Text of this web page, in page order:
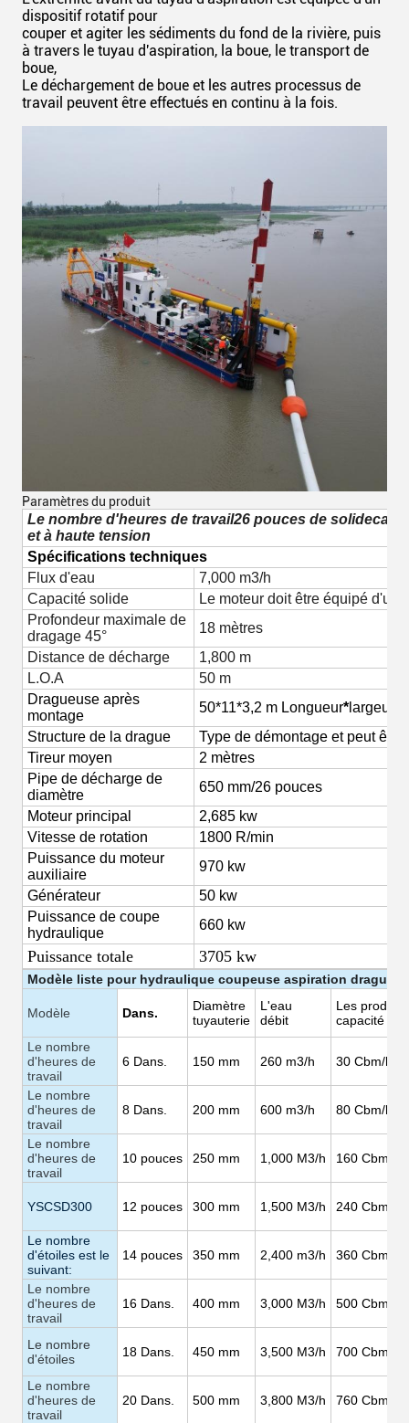
dispositif rotatif pour
couper et agiter les sédiments du fond de la rivière, puis
à travers le tuyau d'aspiration, la boue, le transport de
boue,
Le déchargement de boue et les autres processus de
travail peuvent être effectués en continu à la fois.
Paramètres du produit
Le nombre d'heures de travail26 pouces de solide
et à haute tension
Spécifications techniques
Flux d'eau
7,000 m3/h
Capacité solide
Le moteur doit être équipé d'un
Profondeur maximale de
dragage 45°
18 mètres
Distance de décharge
1,800 m
L.O.A
50 m
Dragueuse après
montage
50*11*3,2 m Longueur* largeur*
Structure de la drague
Type de démontage et peut
Tireur moyen
2 mètres
Pipe de décharge de
diamètre
650 mm/26 pouces
Moteur principal
2,685 kw
Vitesse de rotation
1800 R/min
Puissance du moteur
auxiliaire
970 kw
Générateur
50 kw
Puissance de coupe
hydraulique
660 kw
Puissance totale 3705 kw
Modèle liste pour hydraulique coupeuse aspiration dragueur
Modèle Dans.
Diamètre
tuyauterie
L'eau
débit
Les produits
capacité
Le nombre
d'heures de
travail
6 Dans. 150 mm 260 m3/h 30 Cbm/h
Le nombre
d'heures de
travail
8 Dans. 200 mm 600 m3/h 80 Cbm/h
Le nombre
d'heures de
travail
10 pouces 250 mm 1,000 M3/h 160 Cbm/h
YSCSD300 12 pouces 300 mm 1,500 M3/h 240 Cbm/h
Le nombre
d'étoiles est le
suivant:
14 pouces 350 mm 2,400 m3/h 360 Cbm/h
Le nombre
d'heures de
travail
16 Dans. 400 mm 3,000 M3/h 500 Cbm/h
Le nombre
d'étoiles
18 Dans. 450 mm 3,500 M3/h 700 Cbm/h
Le nombre
d'heures de
travail
20 Dans. 500 mm 3,800 M3/h 760 Cbm/h